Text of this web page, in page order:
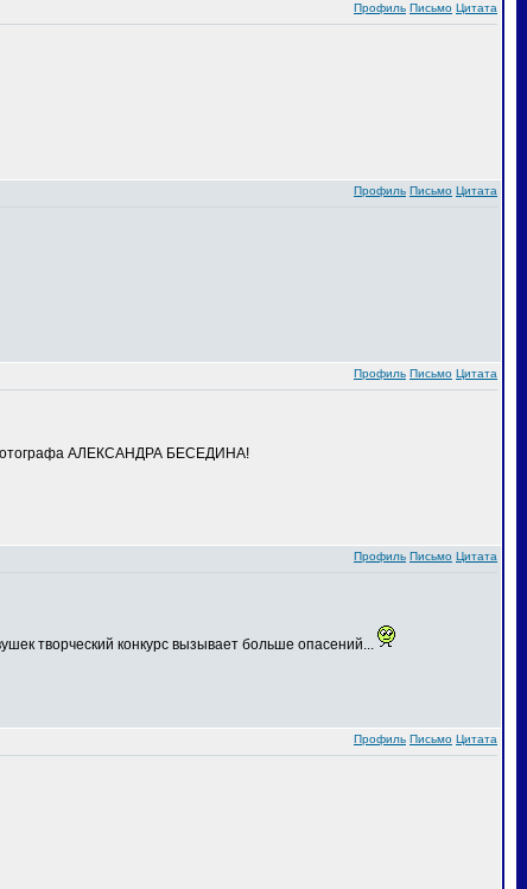
Профиль Письмо Цитата
Профиль Письмо Цитата
Профиль Письмо Цитата
фотографа АЛЕКСАНДРА БЕСЕДИНА!
Профиль Письмо Цитата
творческий конкурс вызывает больше опасений...
Профиль Письмо Цитата